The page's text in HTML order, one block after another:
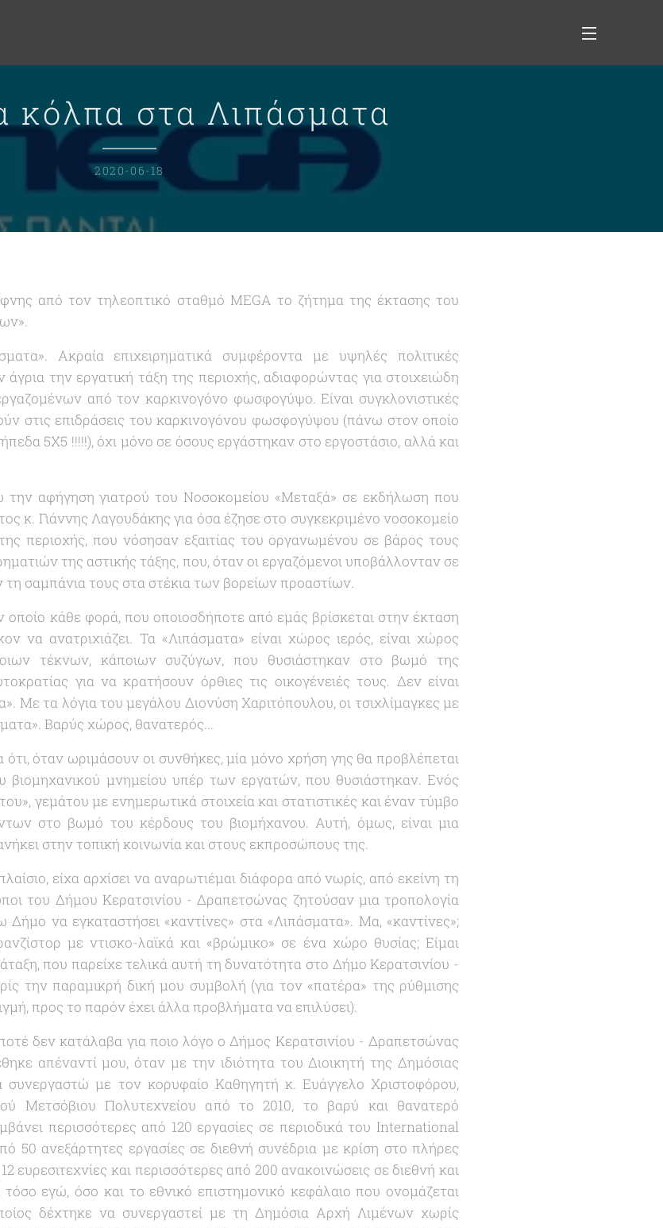
κόλπα στα Λιπάσματα
2020-06-18
από τον τηλεοπτικό σταθμό MEGA το ζήτημα της έκτασης του
».
». Ακραία επιχειρηματικά συμφέροντα με υψηλές πολιτικές
άγρια την εργατική τάξη της περιοχής, αδιαφορώντας για στοιχειώδη
από τον καρκινογόνο φωσφογύψο. Είναι συγκλονιστικές
στις επιδράσεις του καρκινογόνου φωσφογύψου (πάνω στον οποίο
5Χ5 !!!!!), όχι μόνο σε όσους εργάστηκαν στο εργοστάσιο, αλλά και
την αφήγηση γιατρού του Νοσοκομείου «Μεταξά» σε εκδήλωση που
κ. Γιάννης Λαγουδάκης για όσα έζησε στο συγκεκριμένο νοσοκομείο
περιοχής, που νόσησαν εξαιτίας του οργανωμένου σε βάρος τους
της αστικής τάξης, που, όταν οι εργαζόμενοι υποβάλλονταν σε
σαμπάνια τους στα στέκια των βορείων προαστίων.
οποίο κάθε φορά, που οποιοσδήποτε από εμάς βρίσκεται στην έκταση
να ανατριχιάζει. Τα «Λιπάσματα» είναι χώρος ιερός, είναι χώρος
τέκνων, κάποιων συζύγων, που θυσιάστηκαν στο βωμό της
για να κρατήσουν όρθιες τις οικογένειές τους. Δεν είναι
». Με τα λόγια του μεγάλου Διονύση Χαριτόπουλου, οι τσιχλίμαγκες με
». Βαρύς χώρος, θανατερός...
όταν ωριμάσουν οι συνθήκες, μία μόνο χρήση γης θα προβλέπεται
βιομηχανικού μνημείου υπέρ των εργατών, που θυσιάστηκαν. Ενός
», γεμάτου με ενημερωτικά στοιχεία και στατιστικές και έναν τύμβο
στο βωμό του κέρδους του βιομήχανου. Αυτή, όμως, είναι μια
στην τοπική κοινωνία και στους εκπροσώπους της.
είχα αρχίσει να αναρωτιέμαι διάφορα από νωρίς, από εκείνη τη
του Δήμου Κερατσινίου - Δραπετσώνας ζητούσαν μια τροπολογία
Δήμο να εγκαταστήσει «καντίνες» στα «Λιπάσματα». Μα, «καντίνες»;
με ντισκο-λαϊκά και «βρώμικο» σε ένα χώρο θυσίας; Είμαι
που παρείχε τελικά αυτή τη δυνατότητα στο Δήμο Κερατσινίου -
την παραμικρή δική μου συμβολή (για τον «πατέρα» της ρύθμισης
προς το παρόν έχει άλλα προβλήματα να επιλύσει).
δεν κατάλαβα για ποιο λόγο ο Δήμος Κερατσινίου - Δραπετσώνας
απέναντί μου, όταν με την ιδιότητα του Διοικητή της Δημόσιας
με τον κορυφαίο Καθηγητή κ. Ευάγγελο Χριστοφόρου,
Μετσόβιου Πολυτεχνείου από το 2010, το βαρύ και θανατερό
περισσότερες από 120 εργασίες σε περιοδικά του International
50 ανεξάρτητες εργασίες σε διεθνή συνέδρια με κρίση στο πλήρες
ευρεσιτεχνίες και περισσότερες από 200 ανακοινώσεις σε διεθνή και
εγώ, όσο και το εθνικό επιστημονικό κεφάλαιο που ονομάζεται
δέχτηκε να συνεργαστεί με τη Δημόσια Αρχή Λιμένων χωρίς